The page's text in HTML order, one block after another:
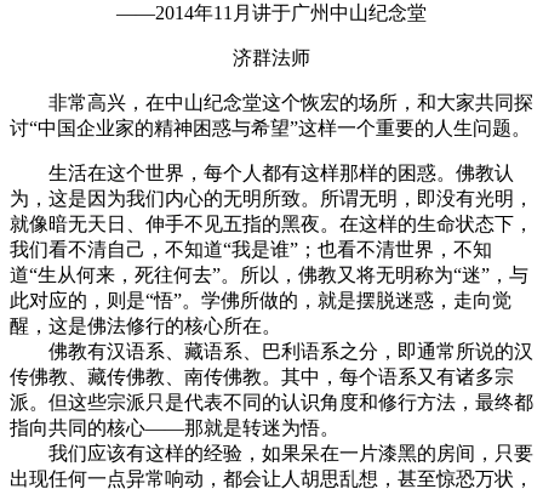
——2014年11月讲于广州中山纪念堂
济群法师
非常高兴，在中山纪念堂这个恢宏的场所，和大家共同探
讨“中国企业家的精神困惑与希望”这样一个重要的人生问题。
生活在这个世界，每个人都有这样那样的困惑。佛教认
为，这是因为我们内心的无明所致。所谓无明，即没有光明，
就像暗无天日、伸手不见五指的黑夜。在这样的生命状态下，
我们看不清自己，不知道“我是谁”；也看不清世界，不知
道“生从何来，死往何去”。所以，佛教又将无明称为“迷”，与
此对应的，则是“悟”。学佛所做的，就是摆脱迷惑，走向觉
醒，这是佛法修行的核心所在。
佛教有汉语系、藏语系、巴利语系之分，即通常所说的汉
传佛教、藏传佛教、南传佛教。其中，每个语系又有诸多宗
派。但这些宗派只是代表不同的认识角度和修行方法，最终都
指向共同的核心——那就是转迷为悟。
我们应该有这样的经验，如果呆在一片漆黑的房间，只要
出现任何一点异常响动，都会让人胡思乱想，甚至惊恐万状，